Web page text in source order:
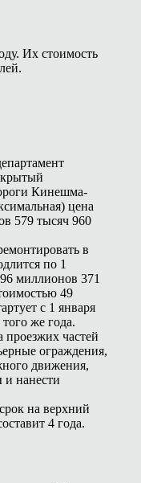
Их стоимость
Кинешма-
цена
579 тысяч 960
в
по 1
миллионов 371
49
с 1 января
же года.
проезжих частей
ограждения,
движения,
и нанести
на верхний
4 года.